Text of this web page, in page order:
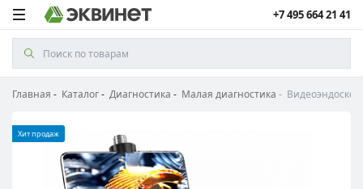
+7 495 664 21 41
Главная Каталог Диагностика Малая диагностика
Хит продаж